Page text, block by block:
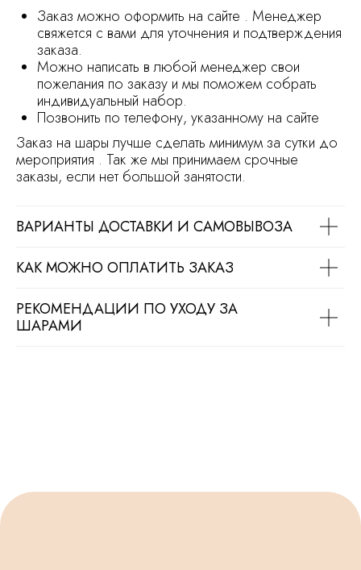
Заказ можно оформить на сайте . Менеджер
свяжется с вами для уточнения и подтверждения
заказа.
Можно написать в любой менеджер свои
пожелания по заказу и мы поможем собрать
индивидуальный набор.
Позвонить по телефону, указанному на сайте
Заказ на шары лучше сделать минимум за сутки до
мероприятия . Так же мы принимаем срочные
заказы, если нет большой занятости.
ВАРИАНТЫ ДОСТАВКИ И САМОВЫВОЗА
КАК МОЖНО ОПЛАТИТЬ ЗАКАЗ
РЕКОМЕНДАЦИИ ПО УХОДУ ЗА
ШАРАМИ